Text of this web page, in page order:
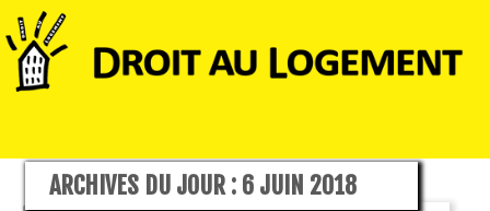
ARCHIVES DU JOUR : 6 JUIN 2018